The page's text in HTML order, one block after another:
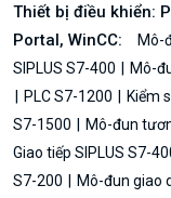
Thiết bị điều khiển:
Portal, WinCC:
Mô-
SIPLUS S7-400
Mô-
PLC S7-1200
Kiểm
S7-1500
Mô-đun
Giao tiếp SIPLUS S7-
S7-200
Mô-đun giao